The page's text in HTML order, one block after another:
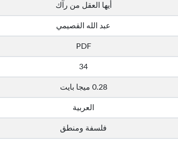
أيها العقل من رآك
عبد الله القصيمي
PDF
34
0.28 ميجا بايت
العربية
فلسفة ومنطق